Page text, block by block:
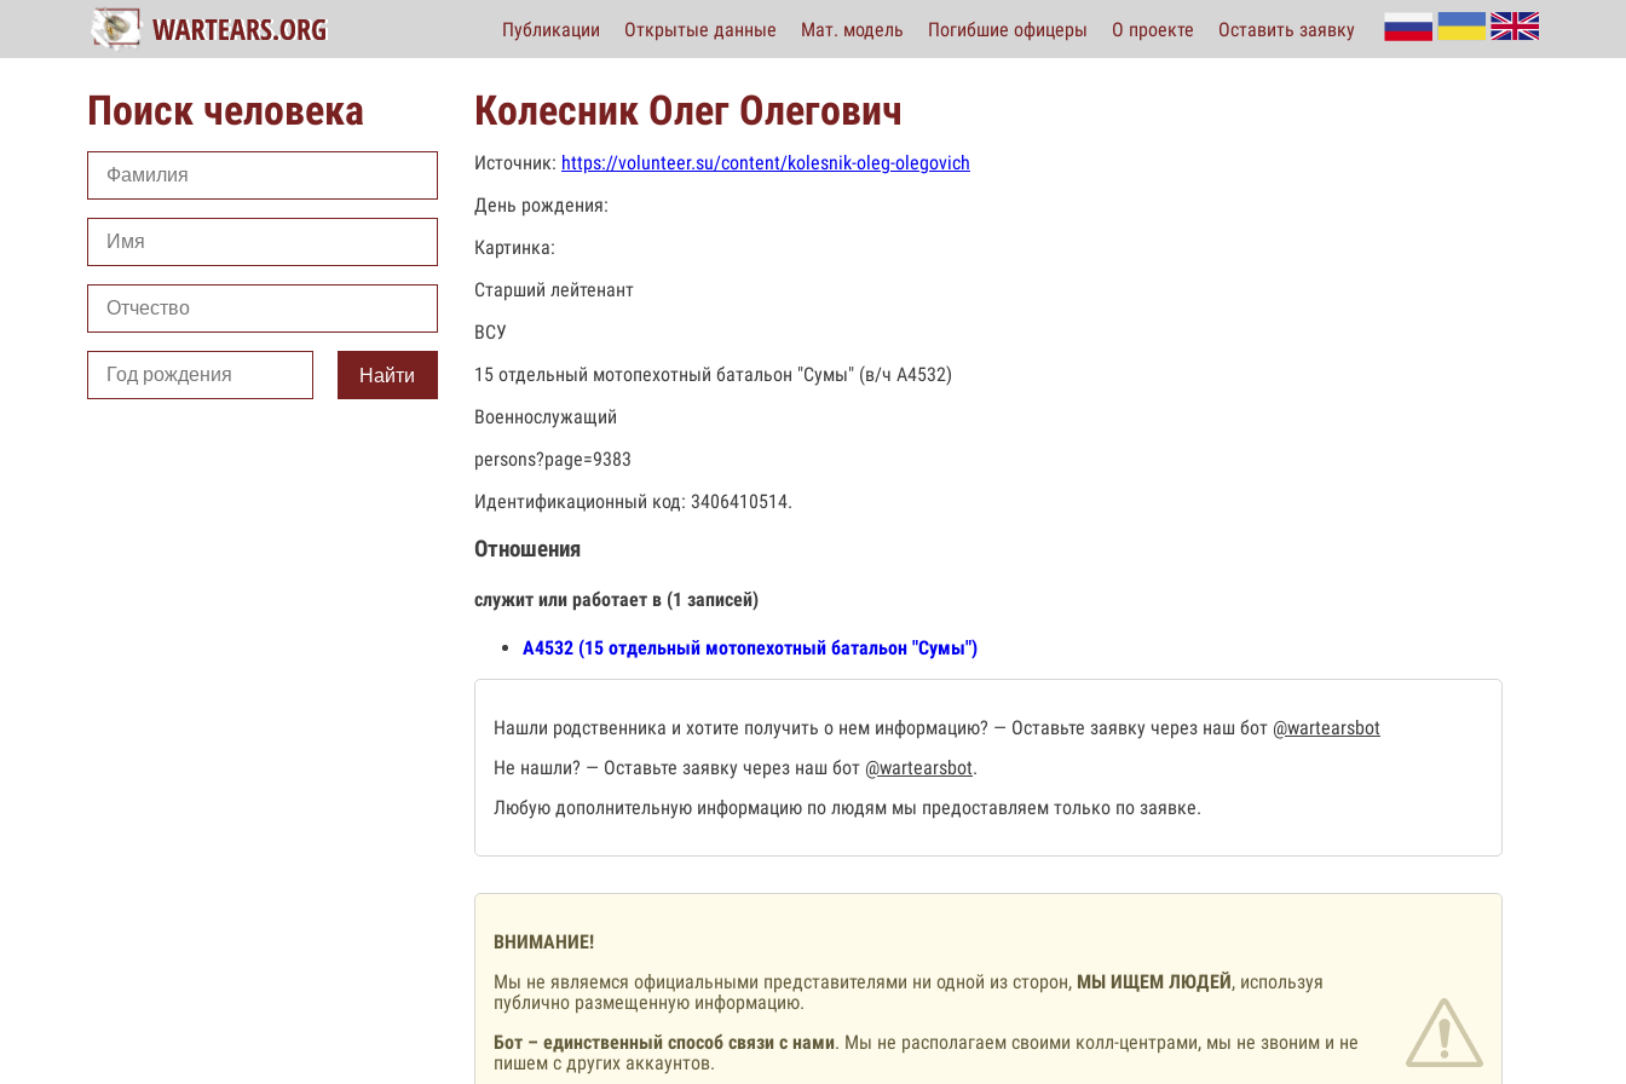
Публикации Открытые данные Мат. модель Погибшие офицеры О проекте Оставить заявку
Поиск человека
Найти
Колесник Олег Олегович
Источник: https://volunteer.su/content/kolesnik-oleg-olegovich
День рождения:
Картинка:
Старший лейтенант
ВСУ
15 отдельный мотопехотный батальон "Сумы" (в/ч А4532)
Военнослужащий
persons?page=9383
Идентификационный код: 3406410514.
Отношения
служит или работает в (1 записей)
А4532 (15 отдельный мотопехотный батальон "Сумы")
Нашли родственника и хотите получить о нем информацию? — Оставьте заявку через наш бот @wartearsbot
Не нашли? — Оставьте заявку через наш бот @wartearsbot.
Любую дополнительную информацию по людям мы предоставляем только по заявке.
ВНИМАНИЕ!
Мы не являемся официальными представителями ни одной из сторон, МЫ ИЩЕМ ЛЮДЕЙ, используя
публично размещенную информацию.
Бот – единственный способ связи с нами. Мы не располагаем своими колл-центрами, мы не звоним и не
пишем с других аккаунтов.